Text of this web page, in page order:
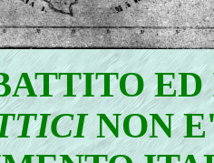
NON